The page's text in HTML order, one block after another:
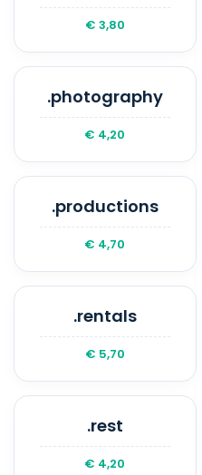
€ 3,80
.photography
€ 4,20
.productions
€ 4,70
.rentals
€ 5,70
.rest
€ 4,20